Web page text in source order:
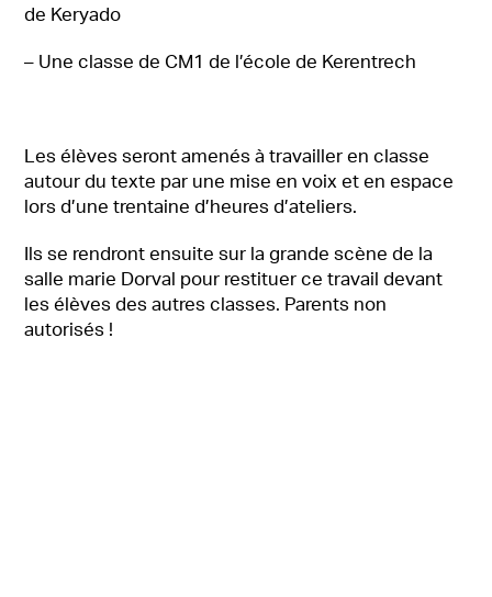
de Keryado
– Une classe de CM1 de l’école de Kerentrech
Les élèves seront amenés à travailler en classe
autour du texte par une mise en voix et en espace
lors d’une trentaine d’heures d’ateliers.
Ils se rendront ensuite sur la grande scène de la
salle marie Dorval pour restituer ce travail devant
les élèves des autres classes. Parents non
autorisés !